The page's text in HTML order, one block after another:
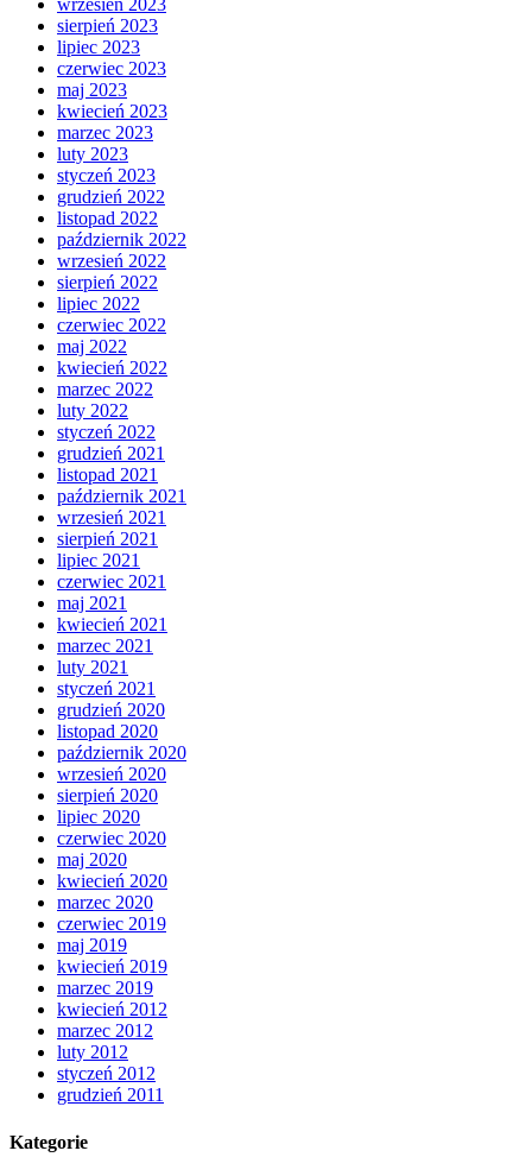
wrzesień 2023
sierpień 2023
lipiec 2023
czerwiec 2023
maj 2023
kwiecień 2023
marzec 2023
luty 2023
styczeń 2023
grudzień 2022
listopad 2022
październik 2022
wrzesień 2022
sierpień 2022
lipiec 2022
czerwiec 2022
maj 2022
kwiecień 2022
marzec 2022
luty 2022
styczeń 2022
grudzień 2021
listopad 2021
październik 2021
wrzesień 2021
sierpień 2021
lipiec 2021
czerwiec 2021
maj 2021
kwiecień 2021
marzec 2021
luty 2021
styczeń 2021
grudzień 2020
listopad 2020
październik 2020
wrzesień 2020
sierpień 2020
lipiec 2020
czerwiec 2020
maj 2020
kwiecień 2020
marzec 2020
czerwiec 2019
maj 2019
kwiecień 2019
marzec 2019
kwiecień 2012
marzec 2012
luty 2012
styczeń 2012
grudzień 2011
Kategorie